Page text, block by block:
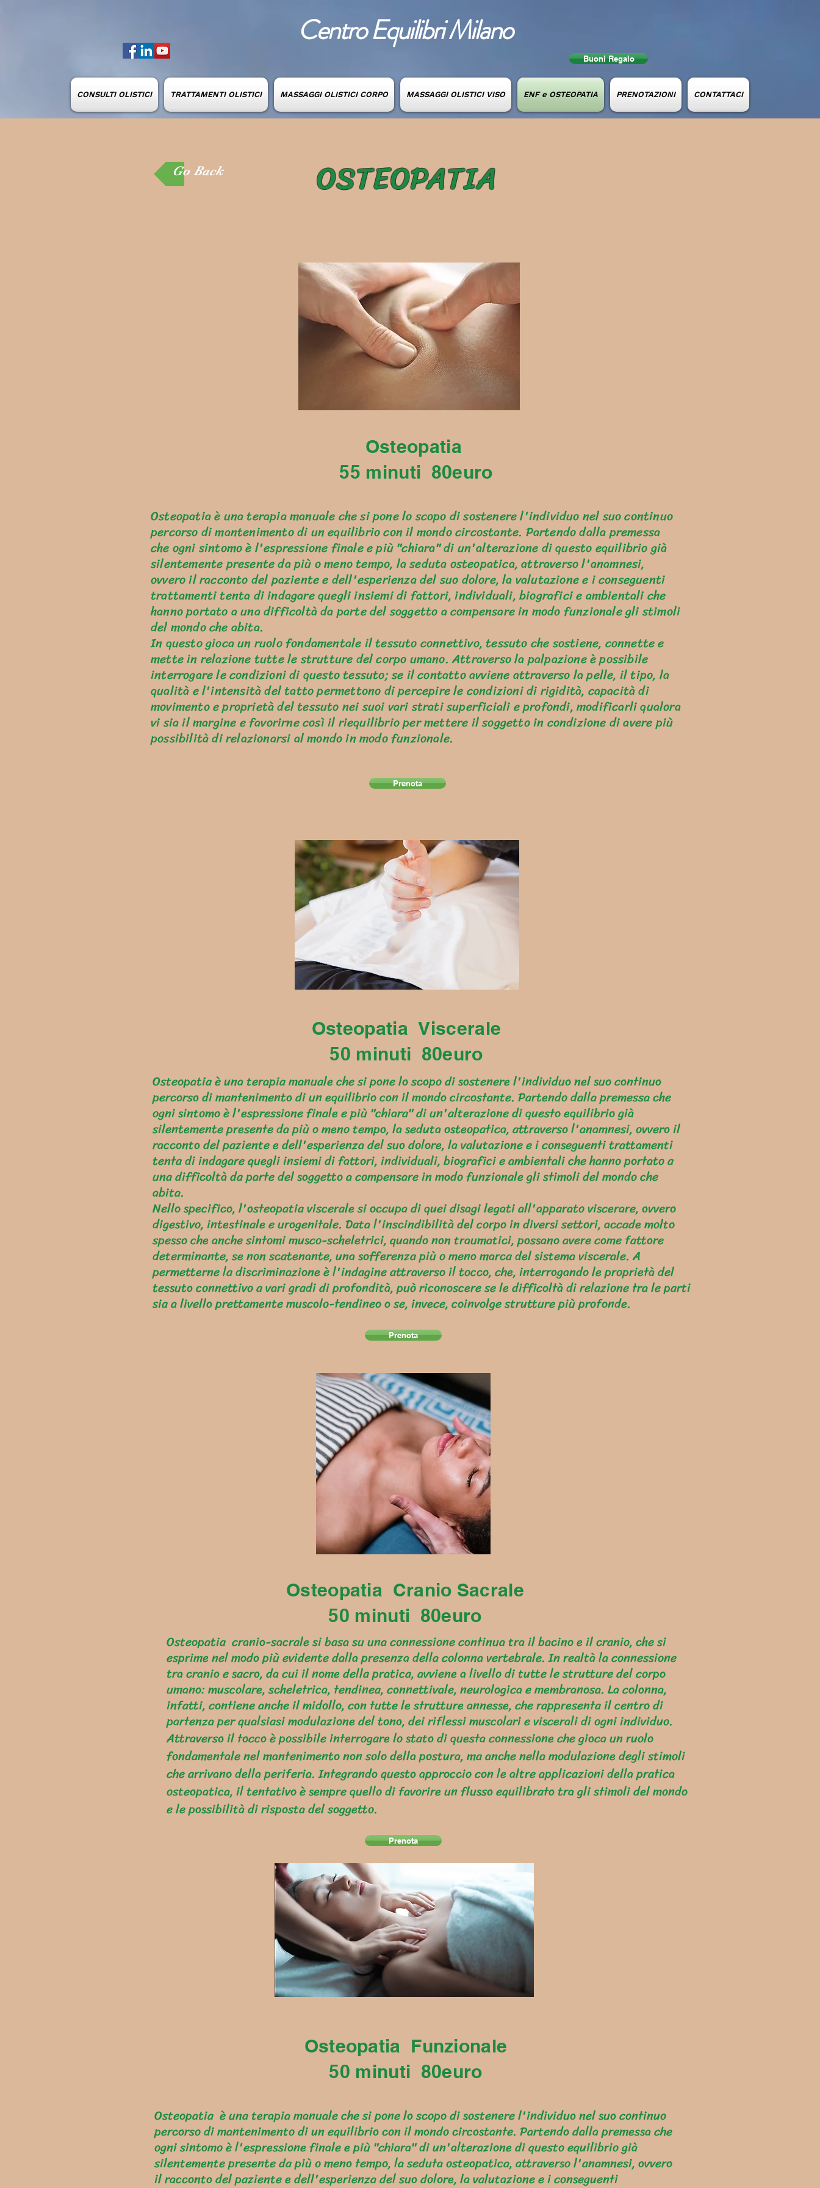
Centro Equilibri Milano
Buoni Regalo
CONSULTI OLISTICI TRATTAMENTI OLISTICI MASSAGGI OLISTICI CORPO MASSAGGI OLISTICI VISO ENF e OSTEOPATIA PRENOTAZIONI CONTATTACI
Go Back OSTEOPATIA
Osteopatia
55 minuti 80euro
Osteopatia è una terapia manuale che si pone lo scopo di sostenere l'individuo nel suo continuo
percorso di mantenimento di un equilibrio con il mondo circostante. Partendo dalla premessa
che ogni sintomo è l'espressione finale e più "chiara" di un'alterazione di questo equilibrio già
silentemente presente da più o meno tempo, la seduta osteopatica, attraverso l'anamnesi,
ovvero ilracconto del paziente e dell'esperienza del suo dolore, la valutazione e i conseguenti
trattamenti tenta di indagare quegli insiemi di fattori, individuali, biografici e ambientali che
hanno portato a una difficoltà da parte del soggetto a compensare in modo funzionale gli stimoli
del mondo che abita.
In questo gioca un ruolo fondamentale il tessuto connettivo, tessuto che sostiene, connette e
mette in relazione tutte le strutture del corpo umano. Attraverso la palpazione è possibile
interrogare le condizioni di questo tessuto; se il contatto avviene attraverso la pelle, il tipo, la
qualità e l'intensità del tatto permettono di percepire le condizioni di rigidità, capacità di
movimento e proprietà del tessuto nei suoi vari strati superficiali e profondi, modificarli qualora
vi sia il margine e favorirne così il riequilibrio per mettere il soggetto in condizione di avere più
possibilità di relazionarsi al mondo in modo funzionale.
Prenota
Osteopatia Viscerale
50 minuti 80euro
Osteopatia è una terapia manuale che si pone lo scopo di sostenere l'individuo nel suo continuo
percorso di mantenimento di un equilibrio con il mondo circostante. Partendo dalla premessa che
ogni sintomo è l'espressione finale e più "chiara" di un'alterazione di questo equilibrio già
silentemente presente da più o meno tempo, la seduta osteopatica, attraverso l'anamnesi, ovvero il
racconto del paziente e dell'esperienza del suo dolore, la valutazione e i conseguenti trattamenti
tenta di indagare quegli insiemi di fattori, individuali, biografici e ambientali che hanno portato a
una difficoltà da parte del soggetto a compensare in modo funzionale gli stimoli del mondo che
abita.
Nello specifico, l'osteopatia viscerale si occupa di quei disagi legati all'apparato viscerare, ovvero
digestivo, intestinale e urogenitale. Data l'inscindibilità del corpo in diversi settori, accade molto
spesso che anche sintomi musco-scheletrici, quando non traumatici, possano avere come fattore
determinante, se non scatenante, una sofferenza più o meno marca del sistema viscerale. A
permetterne la discriminazione è l'indagine attraverso il tocco, che, interrogando le proprietà del
tessuto connettivo a vari gradi di profondità, può riconoscere se le difficoltà di relazione tra le parti
sia a livello prettamente muscolo-tendineo o se, invece, coinvolge strutture più profonde.
Prenota
Osteopatia Cranio Sacrale
50 minuti 80euro
Osteopatia cranio-sacrale si basa su una connessione continua tra il bacino e il cranio, che si
esprime nel modo più evidente dalla presenza della colonna vertebrale. In realtà la connessione
tra cranio e sacro, da cui il nome della pratica, avviene a livello di tutte le strutture del corpo
umano: muscolare, scheletrica, tendinea, connettivale, neurologica e membranosa. La colonna,
infatti, contiene anche il midollo, con tutte le strutture annesse, che rappresenta il centro di
partenza per qualsiasi modulazione del tono, dei riflessi muscolari e viscerali di ogni individuo.
Attraverso il tocco è possibile interrogare lo stato di questa connessione che gioca un ruolo
fondamentale nel mantenimento non solo della postura, ma anche nella modulazione degli stimoli
che arrivano della periferia. Integrando questo approccio con le altre applicazioni della pratica
osteopatica, il tentativo è sempre quello di favorire un flusso equilibrato tra gli stimoli del mondo
e le possibilità di risposta del soggetto.
Prenota
Osteopatia Funzionale
50 minuti 80euro
Osteopatia è una terapia manuale che si pone lo scopo di sostenere l'individuo nel suo continuo
percorso di mantenimento di un equilibrio con il mondo circostante. Partendo dalla premessa che
ogni sintomo è l'espressione finale e più "chiara" di un'alterazione di questo equilibrio già
silentemente presente da più o meno tempo, la seduta osteopatica, attraverso l'anamnesi, ovvero
il racconto del paziente e dell'esperienza del suo dolore, la valutazione e i conseguenti